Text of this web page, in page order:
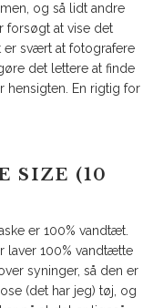
og så lidt andre
forsøgt at vise det
er svært at fotografere
det lettere at finde
hensigten. En rigtig for
SIZE (10
er 100% vandtæt.
laver 100% vandtætte
syninger, så den er
(det har jeg) tøj, og